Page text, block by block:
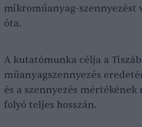
mikroműanyag-szennyezést
óta.
A kutatómunka célja a
műanyagszennyezés
és a szennyezés mértékének
folyó teljes hosszán.